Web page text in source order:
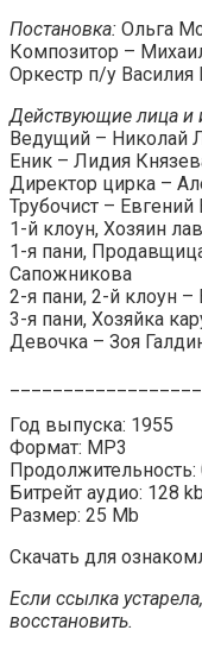
Постановка: Ольга
Композитор –
Оркестр п/у Василия
Действующие лица и
Ведущий – Николай
Еник – Лидия
Директор цирка –
Трубочист – Евгений
1-й клоун, Хозяин
1-я пани,
Сапожникова
2-я пани, 2-й клоун –
3-я пани, Хозяйка
Девочка – Зоя
Год выпуска: 1955
Формат: MP3
Продолжительность:
Битрейт аудио: 128
Размер: 25 Mb
Скачать для
Если ссылка
восстановить.